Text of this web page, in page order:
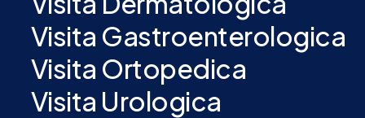
Visita Gastroenterologica
Visita Ortopedica
Visita Urologica